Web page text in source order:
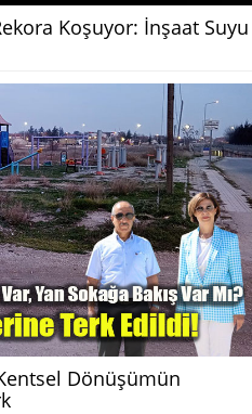
Koşuyor: İnşaat Suyu
Dönüşümün